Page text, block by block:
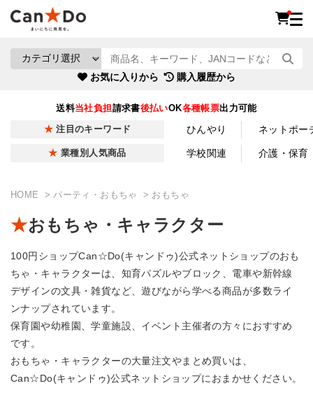
お気に入りから 購入履歴から
送料当社負担請求書後払いOK各種帳票出力可能
注目のキーワード ひんやり ネットポー
業種別人気商品 学校関連 介護・保育
HOME パーティ・おもちゃ おもちゃ
おもちゃ・キャラクター
100円ショップCan☆Do(キャンドゥ)公式ネットショップのおも
ちゃ・キャラクターは、知育パズルやブロック、電車や新幹線
デザインの文具・雑貨など、遊びながら学べる商品が多数ライ
ンナップされています。
保育園や幼稚園、学童施設、イベント主催者の方々におすすめ
です。
おもちゃ・キャラクターの大量注文やまとめ買いは、
Can☆Do(キャンドゥ)公式ネットショップにおまかせください。